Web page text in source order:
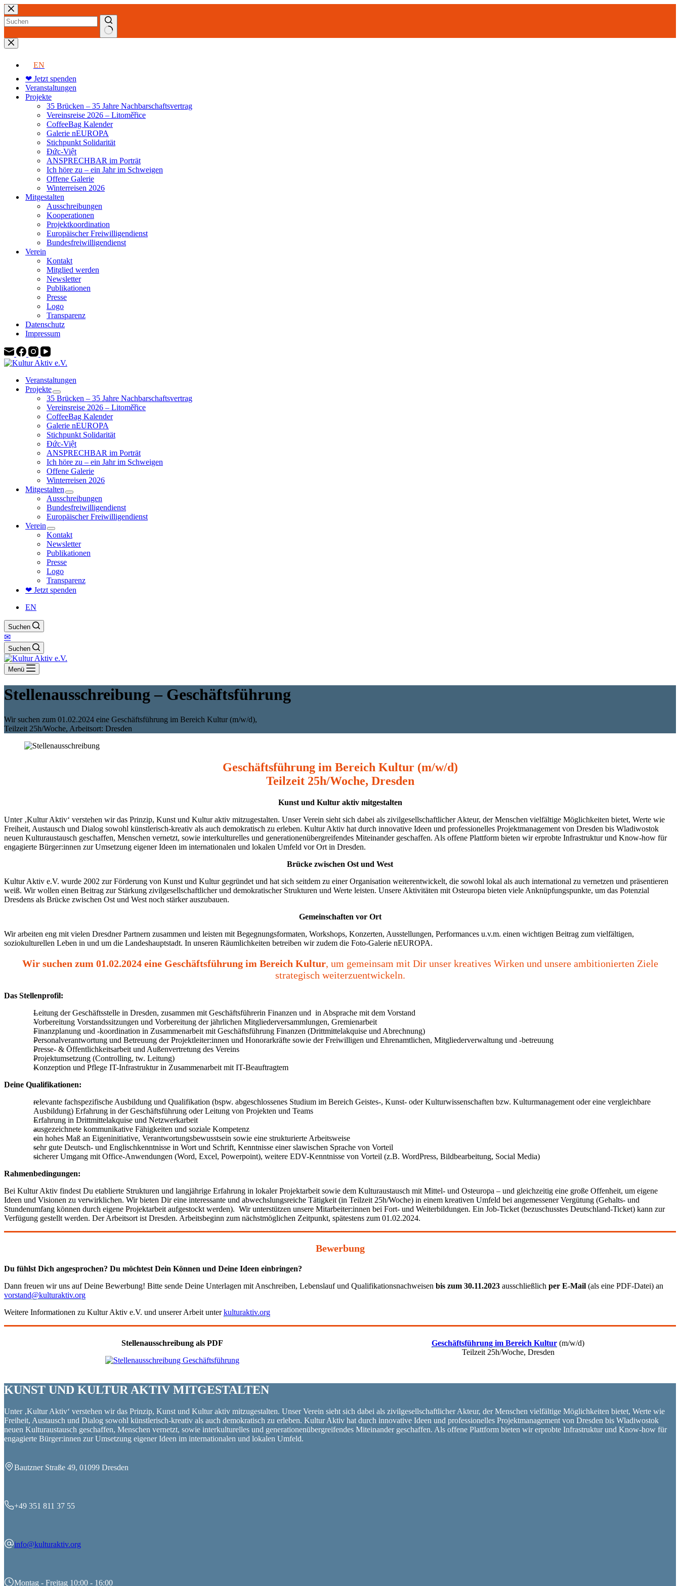
Zum
Inhalt
springen
Keine
Ergebnisse
EN
❤ Jetzt spenden
Veranstaltungen
Projekte
35 Brücken – 35 Jahre Nachbarschaftsvertrag
Vereinsreise 2026 – Litoměřice
CoffeeBag Kalender
Galerie nEUROPA
Stichpunkt Solidarität
Đức-Việt
ANSPRECHBAR im Porträt
Ich höre zu – ein Jahr im Schweigen
Offene Galerie
Winterreisen 2026
Mitgestalten
Ausschreibungen
Kooperationen
Projektkoordination
Europäischer Freiwilligendienst
Bundesfreiwilligendienst
Verein
Kontakt
Mitglied werden
Newsletter
Publikationen
Presse
Logo
Transparenz
Datenschutz
Impressum
Veranstaltungen
Projekte
35 Brücken – 35 Jahre Nachbarschaftsvertrag
Vereinsreise 2026 – Litoměřice
CoffeeBag Kalender
Galerie nEUROPA
Stichpunkt Solidarität
Đức-Việt
ANSPRECHBAR im Porträt
Ich höre zu – ein Jahr im Schweigen
Offene Galerie
Winterreisen 2026
Mitgestalten
Ausschreibungen
Bundesfreiwilligendienst
Europäischer Freiwilligendienst
Verein
Kontakt
Newsletter
Publikationen
Presse
Logo
Transparenz
❤ Jetzt spenden
EN
Suchen
✉
Suchen
Menü
Stellenausschreibung – Geschäftsführung
Wir suchen zum 01.02.2024 eine Geschäftsführung im Bereich Kultur (m/w/d),
Teilzeit 25h/Woche, Arbeitsort: Dresden
Geschäftsführung im Bereich Kultur(m/w/d)
Teilzeit 25h/Woche, Dresden
Kunst und Kultur aktiv mitgestalten
Unter ‚Kultur Aktiv‘ verstehen wir das Prinzip, Kunst und Kultur aktiv mitzugestalten. Unser Verein sieht sich dabei als zivilgesellschaftlicher Akteur, der Menschen vielfältige Möglichkeiten bietet, Werte wie
Freiheit, Austausch und Dialog sowohl künstlerisch-kreativ als auch demokratisch zu erleben. Kultur Aktiv hat durch innovative Ideen und professionelles Projektmanagement von Dresden bis Wladiwostok
neuen Kulturaustausch geschaffen, Menschen vernetzt, sowie interkulturelles und generationenübergreifendes Miteinander geschaffen. Als offene Plattform bieten wir erprobte Infrastruktur und Know-how für
engagierte Bürger:innen zur Umsetzung eigener Ideen im internationalen und lokalen Umfeld vor Ort in Dresden.
Brücke zwischen Ost und West
Kultur Aktiv e.V. wurde 2002 zur Förderung von Kunst und Kultur gegründet und hat sich seitdem zu einer Organisation weiterentwickelt, die sowohl lokal als auch international zu vernetzen und präsentieren
weiß. Wir wollen einen Beitrag zur Stärkung zivilgesellschaftlicher und demokratischer Strukturen und Werte leisten. Unsere Aktivitäten mit Osteuropa bieten viele Anknüpfungspunkte, um das Potenzial
Dresdens als Brücke zwischen Ost und West noch stärker auszubauen.
Gemeinschaften vor Ort
Wir arbeiten eng mit vielen Dresdner Partnern zusammen und leisten mit Begegnungsformaten, Workshops, Konzerten, Ausstellungen, Performances u.v.m. einen wichtigen Beitrag zum vielfältigen,
soziokulturellen Leben in und um die Landeshauptstadt. In unseren Räumlichkeiten betreiben wir zudem die Foto-Galerie nEUROPA.
Wir suchen zum 01.02.2024 eine Geschäftsführung im Bereich Kultur, um gemeinsam mit Dir unser kreatives Wirken und unsere ambitionierten Ziele
strategisch weiterzuentwickeln.
Das Stellenprofil:
Leitung der Geschäftsstelle in Dresden, zusammen mit Geschäftsführerin Finanzen und in Absprache mit dem Vorstand
Vorbereitung Vorstandssitzungen und Vorbereitung der jährlichen Mitgliederversammlungen, Gremienarbeit
Finanzplanung und -koordination in Zusammenarbeit mit Geschäftsführung Finanzen (Drittmittelakquise und Abrechnung)
Personalverantwortung und Betreuung der Projektleiter:innen und Honorarkräfte sowie der Freiwilligen und Ehrenamtlichen, Mitgliederverwaltung und -betreuung
Presse- & Öffentlichkeitsarbeit und Außenvertretung des Vereins
Projektumsetzung (Controlling, tw. Leitung)
Konzeption und Pflege IT-Infrastruktur in Zusammenarbeit mit IT-Beauftragtem
Deine Qualifikationen:
relevante fachspezifische Ausbildung und Qualifikation (bspw. abgeschlossenes Studium im Bereich Geistes-, Kunst- oder Kulturwissenschaften bzw. Kulturmanagement oder eine vergleichbare
Ausbildung) Erfahrung in der Geschäftsführung oder Leitung von Projekten und Teams
Erfahrung in Drittmittelakquise und Netzwerkarbeit
ausgezeichnete kommunikative Fähigkeiten und soziale Kompetenz
ein hohes Maß an Eigeninitiative, Verantwortungsbewusstsein sowie eine strukturierte Arbeitsweise
sehr gute Deutsch- und Englischkenntnisse in Wort und Schrift, Kenntnisse einer slawischen Sprache von Vorteil
sicherer Umgang mit Office-Anwendungen (Word, Excel, Powerpoint), weitere EDV-Kenntnisse von Vorteil (z.B. WordPress, Bildbearbeitung, Social Media)
Rahmenbedingungen:
Bei Kultur Aktiv findest Du etablierte Strukturen und langjährige Erfahrung in lokaler Projektarbeit sowie dem Kulturaustausch mit Mittel- und Osteuropa – und gleichzeitig eine große Offenheit, um eigene
Ideen und Visionen zu verwirklichen. Wir bieten Dir eine interessante und abwechslungsreiche Tätigkeit (in Teilzeit 25h/Woche) in einem kreativen Umfeld bei angemessener Vergütung (Gehalts- und
Stundenumfang können durch eigene Projektarbeit aufgestockt werden). Wir unterstützen unsere Mitarbeiter:innen bei Fort- und Weiterbildungen. Ein Job-Ticket (bezuschusstes Deutschland-Ticket) kann zur
Verfügung gestellt werden. Der Arbeitsort ist Dresden. Arbeitsbeginn zum nächstmöglichen Zeitpunkt, spätestens zum 01.02.2024.
Bewerbung
Du fühlst Dich angesprochen? Du möchtest Dein Können und Deine Ideen einbringen?
Dann freuen wir uns auf Deine Bewerbung! Bitte sende Deine Unterlagen mit Anschreiben, Lebenslauf und Qualifikationsnachweisen bis zum 30.11.2023 ausschließlich per E-Mail (als eine PDF-Datei) an
vorstand@kulturaktiv.org
Weitere Informationen zu Kultur Aktiv e.V. und unserer Arbeit unterkulturaktiv.org
Stellenausschreibung als PDF Geschäftsführung im Bereich Kultur (m/w/d)
Teilzeit 25h/Woche, Dresden
KUNST UND KULTUR AKTIV MITGESTALTEN
Unter ‚Kultur Aktiv‘ verstehen wir das Prinzip, Kunst und Kultur aktiv mitzugestalten. Unser Verein sieht sich dabei als zivilgesellschaftlicher Akteur, der Menschen vielfältige Möglichkeiten bietet, Werte wie
Freiheit, Austausch und Dialog sowohl künstlerisch-kreativ als auch demokratisch zu erleben. Kultur Aktiv hat durch innovative Ideen und professionelles Projektmanagement von Dresden bis Wladiwostok
neuen Kulturaustausch geschaffen, Menschen vernetzt, sowie interkulturelles und generationenübergreifendes Miteinander geschaffen. Als offene Plattform bieten wir erprobte Infrastruktur und Know-how für
engagierte Bürger:innen zur Umsetzung eigener Ideen im internationalen und lokalen Umfeld.
Bautzner Straße 49, 01099 Dresden
+49 351 811 37 55
info@kulturaktiv.org
Montag - Freitag 10:00 - 16:00